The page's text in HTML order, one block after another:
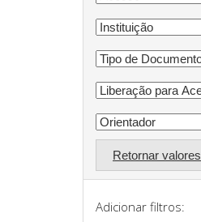
Retornar valores
Adicionar filtros: